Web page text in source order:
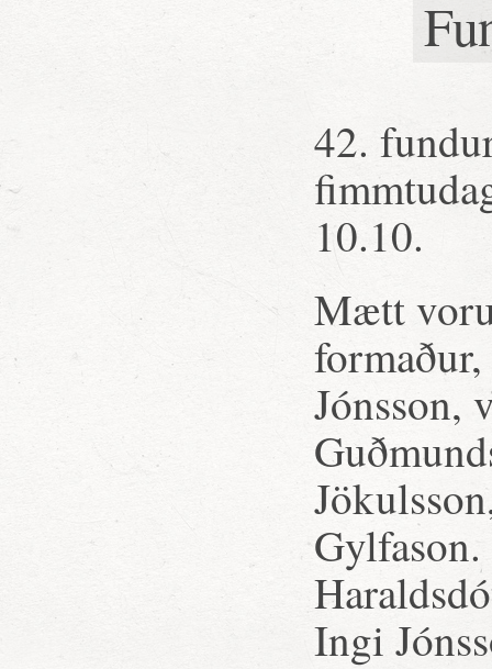
42.
10.10.
Mætt
Jónsson,
Ingi